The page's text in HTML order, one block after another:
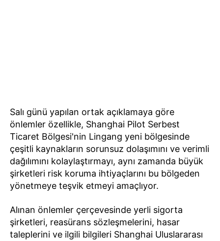
Salı günü yapılan ortak açıklamaya göre
önlemler özellikle, Shanghai Pilot Serbest
Ticaret Bölgesi'nin Lingang yeni bölgesinde
çeşitli kaynakların sorunsuz dolaşımını ve verimli
dağılımını kolaylaştırmayı, aynı zamanda büyük
şirketleri risk koruma ihtiyaçlarını bu bölgeden
yönetmeye teşvik etmeyi amaçlıyor.
Alınan önlemler çerçevesinde yerli sigorta
şirketleri, reasürans sözleşmelerini, hasar
taleplerini ve ilgili bilgileri Shanghai Uluslararası